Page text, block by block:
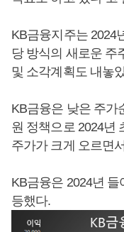
KB금융지주는 2024
당 방식의 새로운 주
및 소각계획도 내놓
KB금융은 낮은 주가
원 정책으로 2024년
주가가 크게 오르면
KB금융은 2024년
등했다.